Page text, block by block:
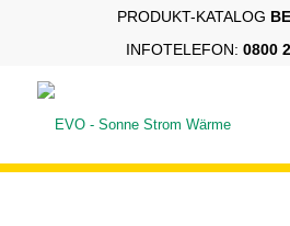
PRODUKT-KATALOG
INFOTELEFON:0800